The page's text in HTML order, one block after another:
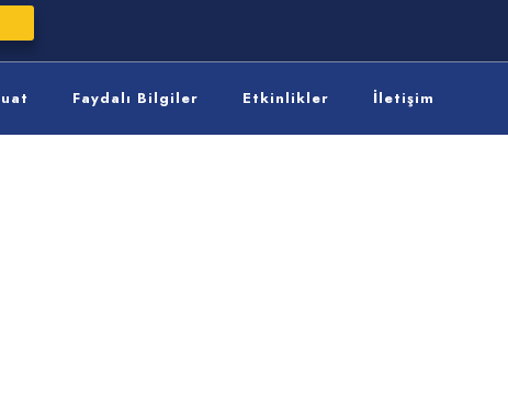
Faydalı Bilgiler Etkinlikler İletişim